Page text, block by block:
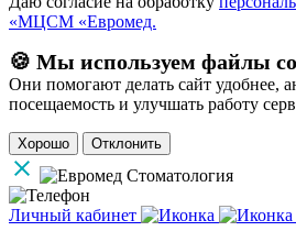
«МЦСМ «Евромед.
🍪 Мы используем файлы
Они помогают делать сайт удобнее,
посещаемость и улучшать работу
Хорошо Отклонить
Личный кабинет